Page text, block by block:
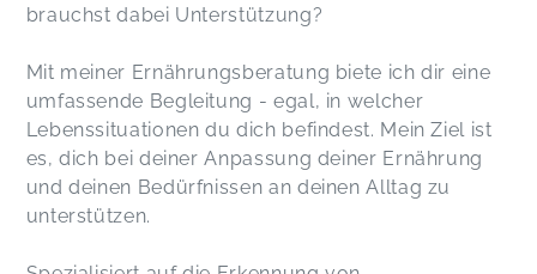
brauchst dabei Unterstützung?
Mit meiner Ernährungsberatung biete ich dir eine
umfassende Begleitung - egal, in welcher
Lebenssituationen du dich befindest. Mein Ziel ist
es, dich bei deiner Anpassung deiner Ernährung
und deinen Bedürfnissen an deinen Alltag zu
unterstützen.